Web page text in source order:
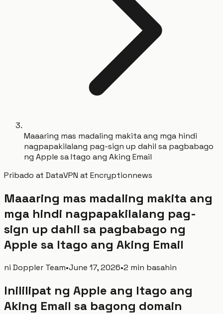
Maaaring mas madaling makita ang mga hindi
nagpapakilalang pag-sign up dahil sa pagbabago
ng Apple sa Itago ang Aking Email
Pribado at DataVPN at Encryptionnews
Maaaring mas madaling makita ang
mga hindi nagpapakilalang pag-
sign up dahil sa pagbabago ng
Apple sa Itago ang Aking Email
ni Doppler Team•June 17, 2026•2 min basahin
Inililipat ng Apple ang Itago ang
Aking Email sa bagong domain